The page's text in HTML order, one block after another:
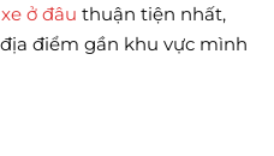
ở đâu thuận tiện nhất,
điểm gần khu vực mình